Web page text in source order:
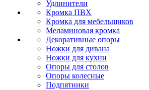
Удлинители
Кромка ПВХ
Кромка для мебельщиков
Меламиновая кромка
Декоративные опоры
Ножки для дивана
Ножки для кухни
Опоры для столов
Опоры колесные
Подпятники